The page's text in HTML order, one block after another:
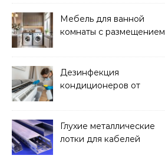
Мебель для ванной
комнаты с размещением
Дезинфекция
кондиционеров от
Глухие металлические
лотки для кабелей